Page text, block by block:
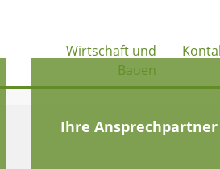
Wirtschaft und
Bauen
Ihre Ansprechpartner